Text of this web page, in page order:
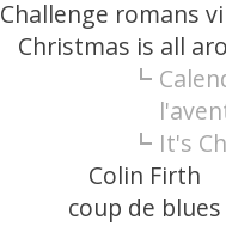
Challenge romans
Christmas is all
It's
Colin Firth
coup de blues